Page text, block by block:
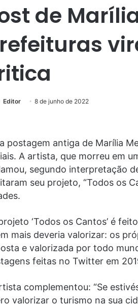
de
Editor 8 de junho de 2022
postagem antiga de Marília
A artista, que morreu em
segundo interpretação
seu projeto, “Todos os
‘Todos os Cantos’ é
mais deveria valorizar: os
e valorizada por todo
feitas no Twitter em
complementou: “Se
valorizar o turismo na sua